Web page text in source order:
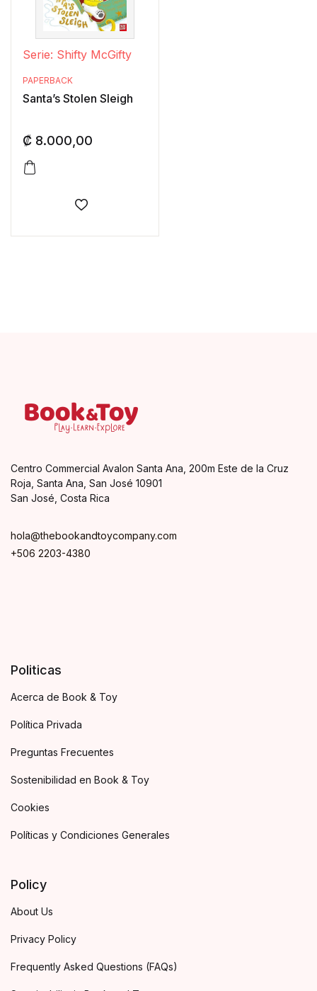
Serie: Shifty McGifty
PAPERBACK
Santa’s Stolen Sleigh
₡ 8.000,00
Añadir a la lista de deseos
Centro Commercial Avalon Santa Ana, 200m Este de la Cruz
Roja, Santa Ana, San José 10901
San José, Costa Rica
hola@thebookandtoycompany.com
+506 2203-4380
Politicas
Acerca de Book & Toy
Política Privada
Preguntas Frecuentes
Sostenibilidad en Book & Toy
Cookies
Políticas y Condiciones Generales
Policy
About Us
Privacy Policy
Frequently Asked Questions (FAQs)